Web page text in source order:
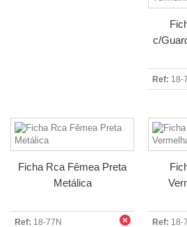
c/
Ref: 18-
Ficha Rca Fêmea Preta
Metálica
Ref: 18-77N Ref: 18-